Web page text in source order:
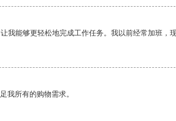
我能够更轻松地完成工作任务。我以前经常加班，
我所有的购物需求。